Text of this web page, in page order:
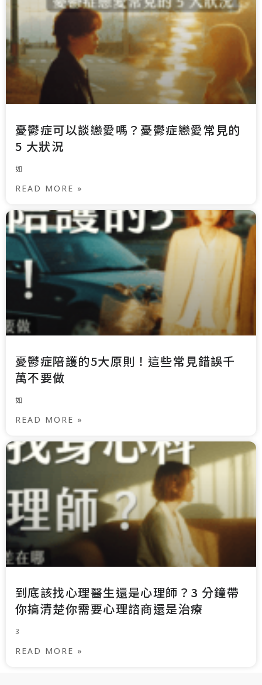
憂鬱症可以談戀愛嗎？憂鬱症戀愛常見的
5 大狀況
如
READ MORE »
憂鬱症陪護的5大原則！這些常見錯誤千
萬不要做
如
READ MORE »
到底該找心理醫生還是心理師？3 分鐘帶
你搞清楚你需要心理諮商還是治療
3
READ MORE »